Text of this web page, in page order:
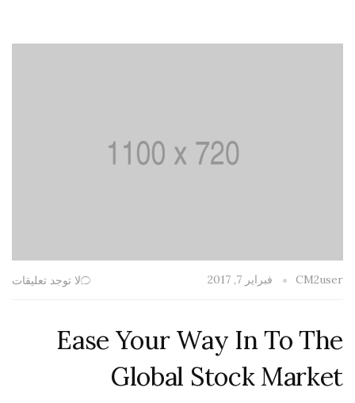
CM2user فبراير 7, 2017 لا توجد تعليقات
Ease Your Way In To The
Global Stock Market